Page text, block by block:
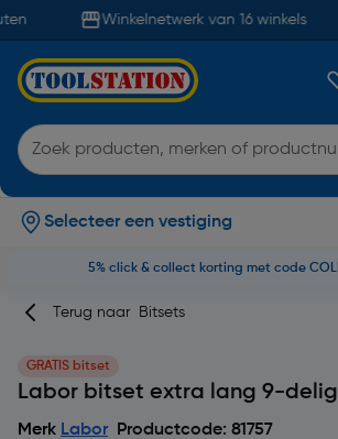
Winkelnetwerk van 16 winkels
Selecteer een vestiging
5% click & collect korting met code
Terug naar Bitsets
GRATIS bitset
Labor bitset extra lang 9-delig
Merk Labor Productcode: 81757